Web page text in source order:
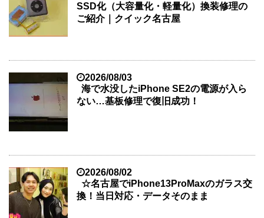
SSD化（大容量化・軽量化）換装修理の
ご紹介｜クイック名古屋
2026/08/03
海で水没したiPhone SE2の電源が入ら
ない…基板修理で復旧成功！
2026/08/02
☆名古屋でiPhone13ProMaxのガラス交
換！当日対応・データそのまま